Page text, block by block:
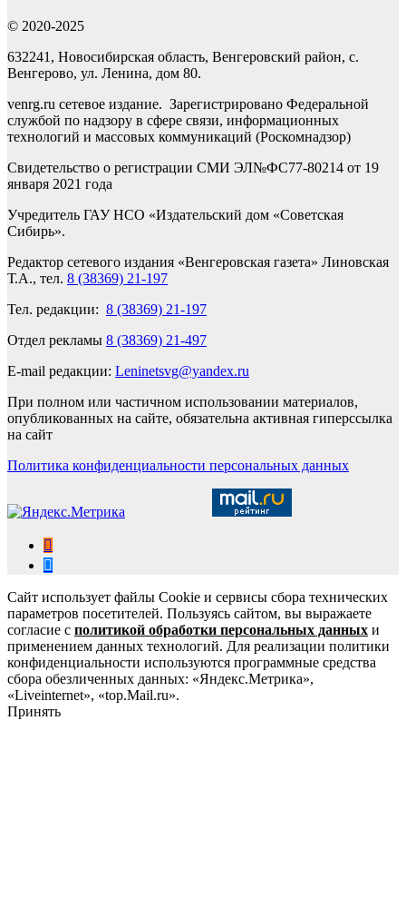
© 2020-2025
632241, Новосибирская область, Венгеровский район, с.
Венгерово, ул. Ленина, дом 80.
venrg.ru сетевое издание. Зарегистрировано Федеральной
службой по надзору в сфере связи, информационных
технологий и массовых коммуникаций (Роскомнадзор)
Свидетельство о регистрации СМИ ЭЛ№ФС77-80214 от 19
января 2021 года
Учредитель ГАУ НСО «Издательский дом «Советская
Сибирь».
Редактор сетевого издания «Венгеровская газета» Линовская
Т.А., тел. 8 (38369) 21-197
Тел. редакции: 8 (38369) 21-197
Отдел рекламы 8 (38369) 21-497
E-mail редакции: Leninetsvg@yandex.ru
При полном или частичном использовании материалов,
опубликованных на сайте, обязательна активная гиперссылка
на сайт
Политика конфиденциальности персональных данных
Сайт использует файлы Cookie и сервисы сбора технических
параметров посетителей. Пользуясь сайтом, вы выражаете
согласие с политикой обработки персональных данных и
применением данных технологий. Для реализации политики
конфиденциальности используются программные средства
сбора обезличенных данных: «Яндекс.Метрика»,
«Liveinternet», «top.Mail.ru».
Принять